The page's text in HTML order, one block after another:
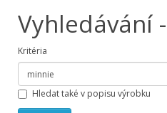
Vyhledávání
Kritéria
Hledat také v popisu výrobku